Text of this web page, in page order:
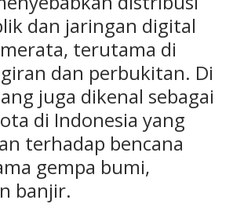
dan jaringan digital
terutama di
dan perbukitan. Di
juga dikenal sebagai
di Indonesia yang
terhadap bencana
gempa bumi,
banjir.